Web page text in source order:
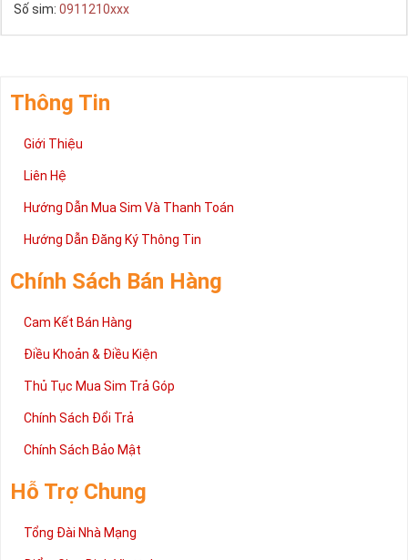
Số sim: 0911210xxx
Thông Tin
Giới Thiệu
Liên Hệ
Hướng Dẫn Mua Sim Và Thanh Toán
Hướng Dẫn Đăng Ký Thông Tin
Chính Sách Bán Hàng
Cam Kết Bán Hàng
Điều Khoản & Điều Kiện
Thủ Tục Mua Sim Trả Góp
Chính Sách Đổi Trả
Chính Sách Bảo Mật
Hỗ Trợ Chung
Tổng Đài Nhà Mạng